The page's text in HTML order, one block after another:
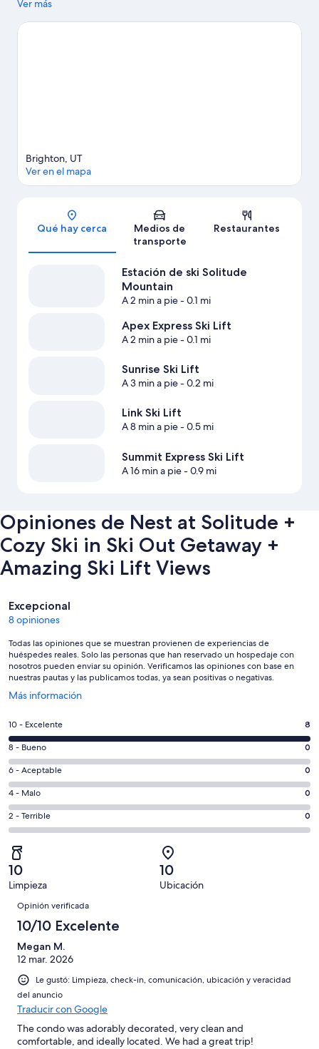
quienes quieran ir de compras pueden visitar Main Street.
nuestra guía de Solitude
Ver más
Sección del mapa
Brighton, UT
Ver en el mapa
Qué hay cerca
Medios de
transporte
Restaurantes
Estación de ski Solitude
Mountain
A 2 min a pie- 0.1 mi
Apex Express Ski Lift
A 2 min a pie- 0.1 mi
Sunrise Ski Lift
A 3 min a pie- 0.2 mi
Link Ski Lift
A 8 min a pie- 0.5 mi
Summit Express Ski Lift
A 16 min a pie- 0.9 mi
Opiniones de Nest at Solitude +
Cozy Ski in Ski Out Getaway +
Amazing Ski Lift Views
Opiniones
Excepcional
8 opiniones
Todas las opiniones que se muestran provienen de experiencias de
huéspedes reales. Solo las personas que han reservado un hospedaje con
nosotros pueden enviar su opinión. Verificamos las opiniones con base en
nuestras pautas y las publicamos todas, ya sean positivas o negativas.
Más información
Se
en
una
nueva
ventana
Puntuación
de
10,
es
decir,
Excelente.
Basada
en
8
de
8
opiniones
10 - Excelente 8
Puntuación
de
8,
es
decir,
Bueno.
en
0
de
opiniones
8 - Bueno 0
Puntuación
de
6,
es
decir,
Aceptable.
Basada
en
0
de
opiniones
6 - Aceptable 0
Puntuación
de
4,
decir,
Malo.
Basada
en
de
opiniones
4 - Malo 0
Puntuación
de
2,
es
decir,
Terrible.
Basada
en
de
opiniones
2 - Terrible 0
10
Limpieza
10
Ubicación
Opiniones
Opinión verificada
10/10 Excelente
Megan M.
12 mar. 2026
Le gustó: Limpieza, check-in, comunicación, ubicación y veracidad
del anuncio
Traducir con Google
The condo was adorably decorated, very clean and
comfortable, and ideally located. We had a great trip!